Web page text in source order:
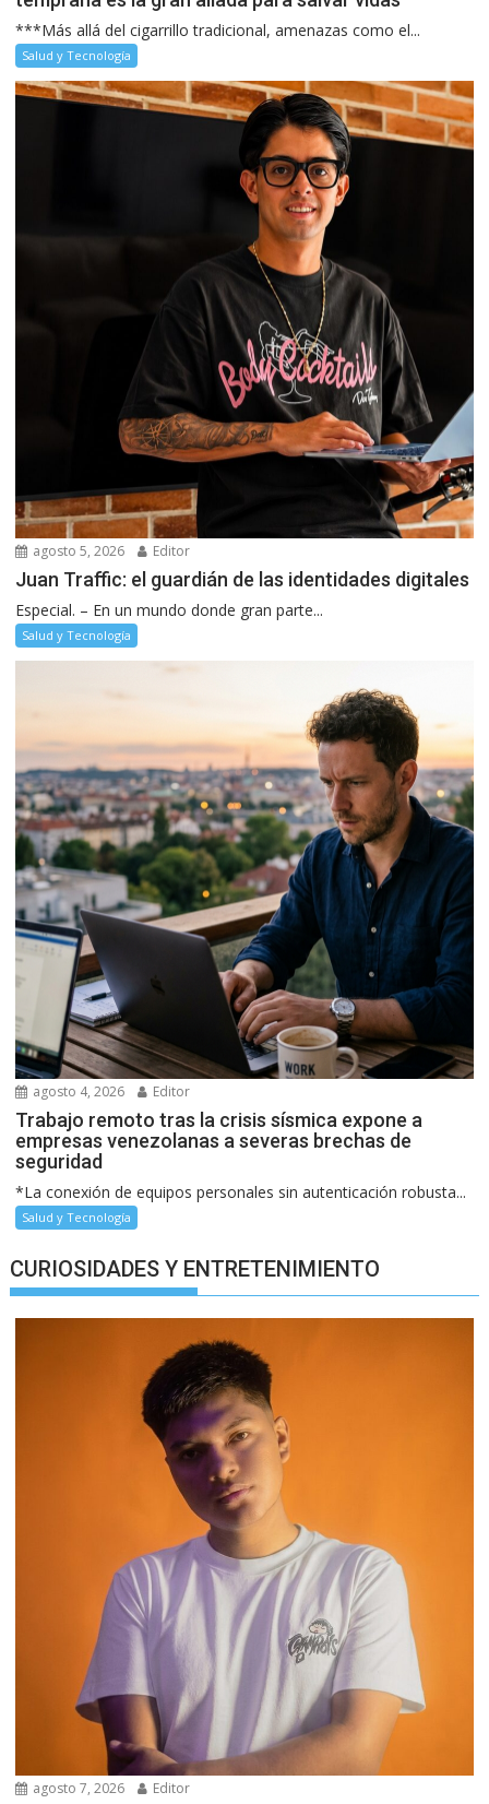
***Más allá del cigarrillo tradicional, amenazas como el...
Salud y Tecnología
agosto 5, 2026 Editor
Juan Traffic: el guardián de las identidades digitales
Especial. – En un mundo donde gran parte...
Salud y Tecnología
agosto 4, 2026 Editor
Trabajo remoto tras la crisis sísmica expone a
empresas venezolanas a severas brechas de
seguridad
*La conexión de equipos personales sin autenticación robusta...
Salud y Tecnología
CURIOSIDADES Y ENTRETENIMIENTO
agosto 7, 2026 Editor